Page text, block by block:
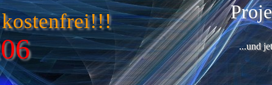
...und